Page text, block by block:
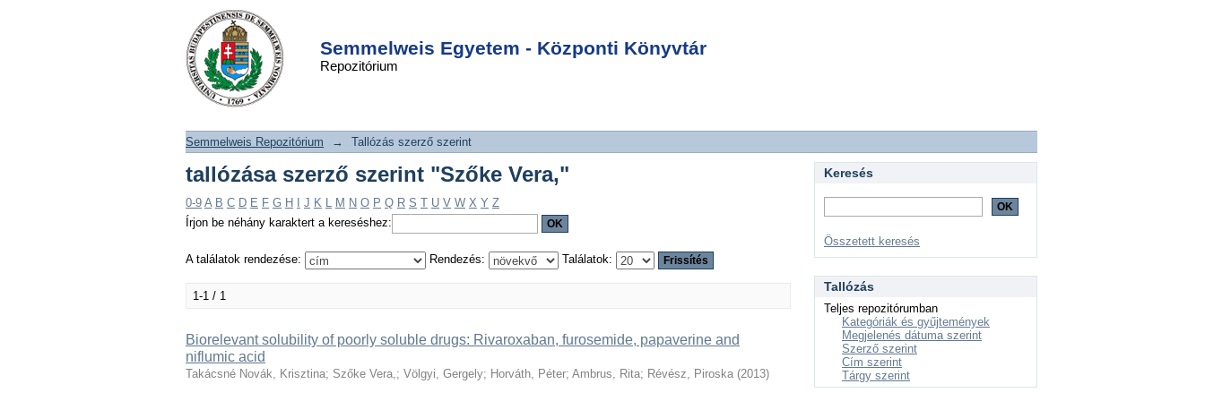
Semmelweis Egyetem - Központi Könyvtár
Repozitórium
tallózása szerző szerint "Szőke Vera,"
DSpace/Manakin Repository
Semmelweis Repozitórium → Tallózás szerző szerint
tallózása szerző szerint "Szőke Vera,"
0-9 A B C D E F G H J K L M N O P Q R S T U V W X Y Z
Írjon be néhány karaktert a kereséshez:
A találatok rendezése: Rendezés: Találatok:
1-1 / 1
Biorelevant solubility of poorly soluble drugs: Rivaroxaban, furosemide, papaverine and
niflumic acid
Takácsné Novák, Krisztina; Szőke Vera,; Völgyi, Gergely; Horváth, Péter; Ambrus, Rita; Révész, Piroska (2013)
Keresés
Összetett keresés
Tallózás
Teljes repozitórumban
Kategóriák és gyűjtemények
Megjelenés dátuma szerint
Szerző szerint
Cím szerint
Tárgy szerint